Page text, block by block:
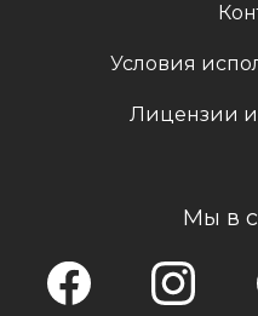
Условия
Лицензии
Мы в